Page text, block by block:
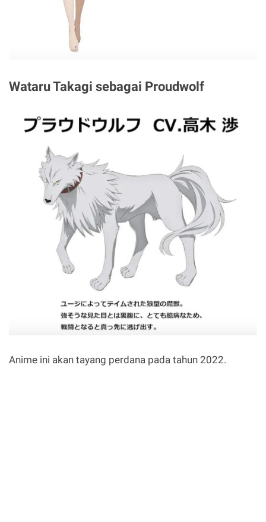
Wataru Takagi sebagai Proudwolf
Anime ini akan tayang perdana pada tahun 2022.